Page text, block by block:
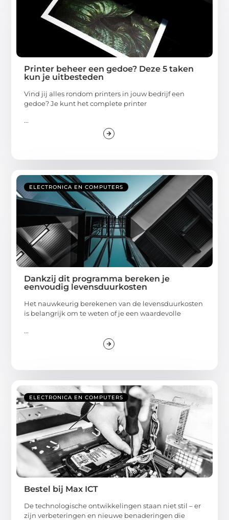
Printer beheer een gedoe? Deze 5 taken
kun je uitbesteden
Vind jij alles rondom printers in jouw bedrijf een
gedoe? Je kunt het complete printer
...
ELECTRONICA EN COMPUTERS
Dankzij dit programma bereken je
eenvoudig levensduurkosten
Het nauwkeurig berekenen van de levensduurkosten
is belangrijk om te weten of je een waardevolle
...
ELECTRONICA EN COMPUTERS
Bestel bij Max ICT
De technologische ontwikkelingen staan niet stil – er
zijn verbeteringen en nieuwe benaderingen die